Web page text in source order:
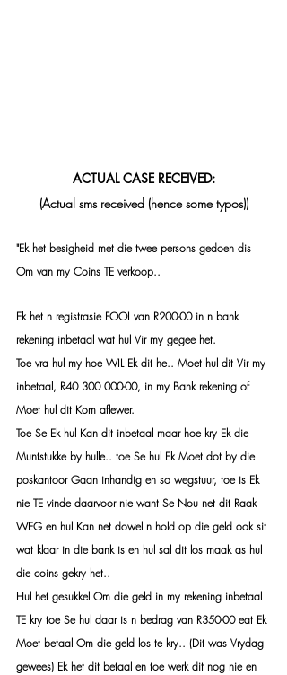
ACTUAL CASE RECEIVED:
(Actual sms received (hence some typos))
"Ek het besigheid met die twee persons gedoen dis
Om van my Coins TE verkoop..
Ek het n registrasie FOOI van R200-00 in n bank
rekening inbetaal wat hul Vir my gegee het.
Toe vra hul my hoe WIL Ek dit he.. Moet hul dit Vir my
inbetaal, R40 300 000-00, in my Bank rekening of
Moet hul dit Kom aflewer.
Toe Se Ek hul Kan dit inbetaal maar hoe kry Ek die
Muntstukke by hulle.. toe Se hul Ek Moet dot by die
poskantoor Gaan inhandig en so wegstuur, toe is Ek
nie TE vinde daarvoor nie want Se Nou net dit Raak
WEG en hul Kan net dowel n hold op die geld ook sit
wat klaar in die bank is en hul sal dit los maak as hul
die coins gekry het..
Hul het gesukkel Om die geld in my rekening inbetaal
TE kry toe Se hul daar is n bedrag van R350-00 eat Ek
Moet betaal Om die geld los te kry.. (Dit was Vrydag
gewees) Ek het dit betaal en toe werk dit nog nie en